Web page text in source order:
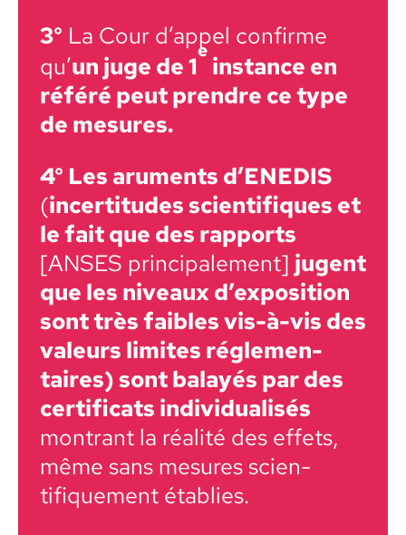
3° La Cour d’ap­pel con­firme
qu’un juge de 1
e
instance en
référé peut pren­dre ce type
de mesures.
4° Les aru­ments d’ENEDIS
(incer­ti­tudes sci­en­tifiques et
le fait que des rap­ports
[ANSES prin­ci­pale­ment] jugent
que les niveaux d’ex­po­si­tion
sont très faibles vis-à-vis des
valeurs lim­ites régle­men­
taires) sont bal­ayés par des
cer­ti­fi­cats indi­vid­u­al­isés
mon­trant la réal­ité des effets,
même sans mesures sci­en­
tifique­ment établies.